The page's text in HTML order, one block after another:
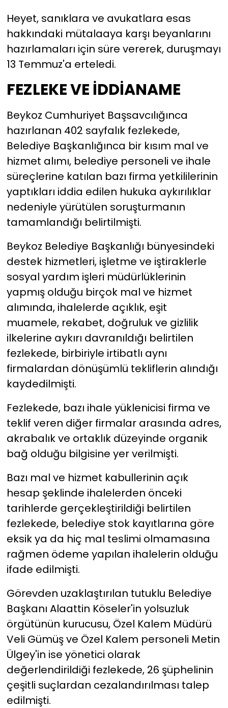
Heyet, sanıklara ve avukatlara esas
hakkındaki mütalaaya karşı beyanlarını
hazırlamaları için süre vererek, duruşmayı
13 Temmuz'a erteledi.
FEZLEKE VE İDDİANAME
Beykoz Cumhuriyet Başsavcılığınca
hazırlanan 402 sayfalık fezlekede,
Belediye Başkanlığınca bir kısım mal ve
hizmet alımı, belediye personeli ve ihale
süreçlerine katılan bazı firma yetkililerinin
yaptıkları iddia edilen hukuka aykırılıklar
nedeniyle yürütülen soruşturmanın
tamamlandığı belirtilmişti.
Beykoz Belediye Başkanlığı bünyesindeki
destek hizmetleri, işletme ve iştiraklerle
sosyal yardım işleri müdürlüklerinin
yapmış olduğu birçok mal ve hizmet
alımında, ihalelerde açıklık, eşit
muamele, rekabet, doğruluk ve gizlilik
ilkelerine aykırı davranıldığı belirtilen
fezlekede, birbiriyle irtibatlı aynı
firmalardan dönüşümlü tekliflerin alındığı
kaydedilmişti.
Fezlekede, bazı ihale yüklenicisi firma ve
teklif veren diğer firmalar arasında adres,
akrabalık ve ortaklık düzeyinde organik
bağ olduğu bilgisine yer verilmişti.
Bazı mal ve hizmet kabullerinin açık
hesap şeklinde ihalelerden önceki
tarihlerde gerçekleştirildiği belirtilen
fezlekede, belediye stok kayıtlarına göre
eksik ya da hiç mal teslimi olmamasına
rağmen ödeme yapılan ihalelerin olduğu
ifade edilmişti.
Görevden uzaklaştırılan tutuklu Belediye
Başkanı Alaattin Köseler'in yolsuzluk
örgütünün kurucusu, Özel Kalem Müdürü
Veli Gümüş ve Özel Kalem personeli Metin
Ülgey'in ise yönetici olarak
değerlendirildiği fezlekede, 26 şüphelinin
çeşitli suçlardan cezalandırılması talep
edilmişti.